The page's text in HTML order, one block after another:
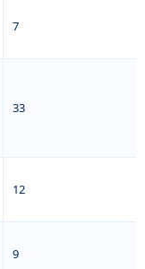
7
33
12
9